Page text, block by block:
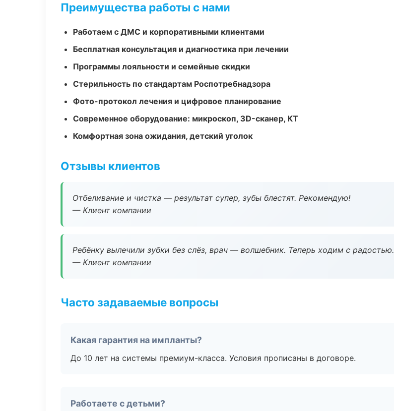
Преимущества работы с нами
Работаем с ДМС и корпоративными клиентами
Бесплатная консультация и диагностика при лечении
Программы лояльности и семейные скидки
Стерильность по стандартам Роспотребнадзора
Фото-протокол лечения и цифровое планирование
Современное оборудование: микроскоп, 3D-сканер, КТ
Комфортная зона ожидания, детский уголок
Отзывы клиентов
Отбеливание и чистка — результат супер, зубы блестят. Рекомендую!
— Клиент компании
Ребёнку вылечили зубки без слёз, врач — волшебник. Теперь ходим с радостью.
— Клиент компании
Часто задаваемые вопросы
Какая гарантия на импланты?
До 10 лет на системы премиум-класса. Условия прописаны в договоре.
Работаете с детьми?